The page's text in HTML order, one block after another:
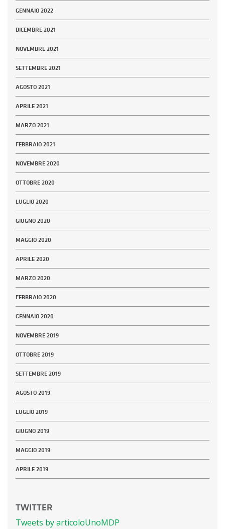
GENNAIO 2022
DICEMBRE 2021
NOVEMBRE 2021
SETTEMBRE 2021
AGOSTO 2021
APRILE 2021
MARZO 2021
FEBBRAIO 2021
NOVEMBRE 2020
OTTOBRE 2020
LUGLIO 2020
GIUGNO 2020
MAGGIO 2020
APRILE 2020
MARZO 2020
FEBBRAIO 2020
GENNAIO 2020
NOVEMBRE 2019
OTTOBRE 2019
SETTEMBRE 2019
AGOSTO 2019
LUGLIO 2019
GIUGNO 2019
MAGGIO 2019
APRILE 2019
TWITTER
Tweets by articoloUnoMDP